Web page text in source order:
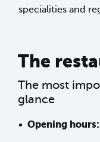
specialities and
The
The most
glance
Opening hours: